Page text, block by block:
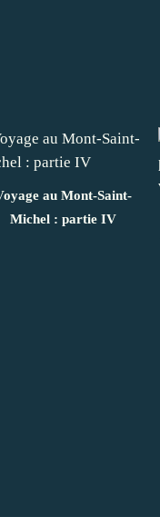
au Mont-Saint-
Michel : partie IV